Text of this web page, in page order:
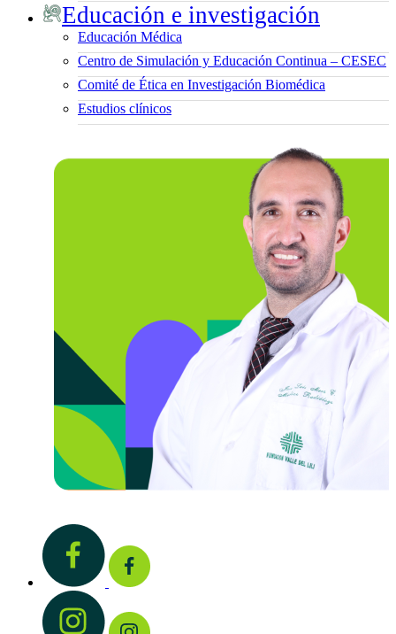
Educación e investigación
Educación Médica
Centro de Simulación y Educación Continua – CESEC
Comité de Ética en Investigación Biomédica
Estudios clínicos